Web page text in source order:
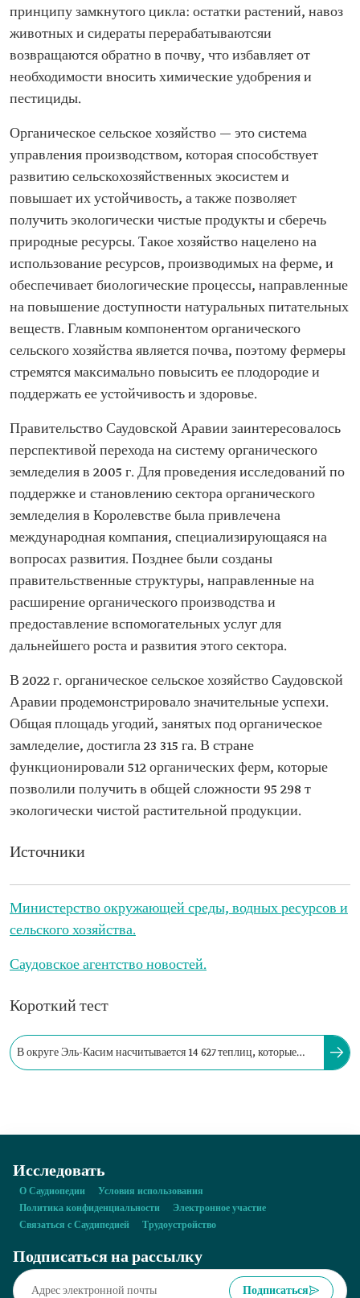
принципу замкнутого цикла: остатки растений, навоз
животных и сидераты перерабатываютсяи
возвращаются обратно в почву, что избавляет от
необходимости вносить химические удобрения и
пестициды.
Органическое сельское хозяйство — это система
управления производством, которая способствует
развитию сельскохозяйственных экосистем и
повышает их устойчивость, а также позволяет
получить экологически чистые продукты и сберечь
природные ресурсы. Такое хозяйство нацелено на
использование ресурсов, производимых на ферме, и
обеспечивает биологические процессы, направленные
на повышение доступности натуральных питательных
веществ. Главным компонентом органического
сельского хозяйства является почва, поэтому фермеры
стремятся максимально повысить ее плодородие и
поддержать ее устойчивость и здоровье.
Правительство Саудовской Аравии заинтересовалось
перспективой перехода на систему органического
земледелия в 2005 г. Для проведения исследований по
поддержке и становлению сектора органического
земледелия в Королевстве была привлечена
международная компания, специализирующаяся на
вопросах развития. Позднее были созданы
правительственные структуры, направленные на
расширение органического производства и
предоставление вспомогательных услуг для
дальнейшего роста и развития этого сектора.
В 2022 г. органическое сельское хозяйство Саудовской
Аравии продемонстрировало значительные успехи.
Общая площадь угодий, занятых под органическое
замледелие, достигла 23 315 га. В стране
функционировали 512 органических ферм, которые
позволили получить в общей сложности 95 298 т
экологически чистой растительной продукции.
Источники
Министерство окружающей среды, водных ресурсов и
сельского хозяйства.
Саудовское агентство новостей.
Короткий тест
В округе Эль-Касим насчитывается 14 627 теплиц, которые
Исследовать
О Саудиопедии
Условия использования
Политика конфиденциальности
Электронное участие
Связаться с Саудипедией
Трудоустройство
Подписаться на рассылку
Подписаться